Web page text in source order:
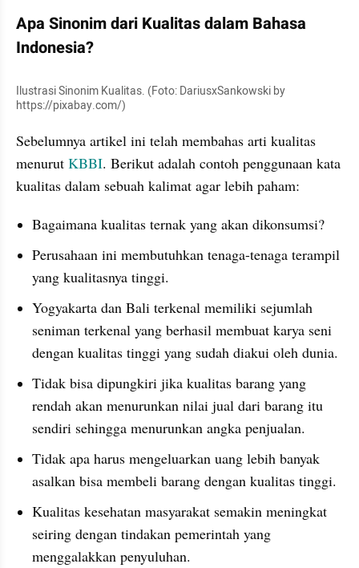
Apa Sinonim dari Kualitas dalam Bahasa
Indonesia?
Ilustrasi Sinonim Kualitas. (Foto: DariusxSankowski by
https://pixabay.com/)
Sebelumnya artikel ini telah membahas arti kualitas
menurut KBBI. Berikut adalah contoh penggunaan kata
kualitas dalam sebuah kalimat agar lebih paham:
Bagaimana kualitas ternak yang akan dikonsumsi?
Perusahaan ini membutuhkan tenaga-tenaga terampil
yang kualitasnya tinggi.
Yogyakarta dan Bali terkenal memiliki sejumlah
seniman terkenal yang berhasil membuat karya seni
dengan kualitas tinggi yang sudah diakui oleh dunia.
Tidak bisa dipungkiri jika kualitas barang yang
rendah akan menurunkan nilai jual dari barang itu
sendiri sehingga menurunkan angka penjualan.
Tidak apa harus mengeluarkan uang lebih banyak
asalkan bisa membeli barang dengan kualitas tinggi.
Kualitas kesehatan masyarakat semakin meningkat
seiring dengan tindakan pemerintah yang
menggalakkan penyuluhan.